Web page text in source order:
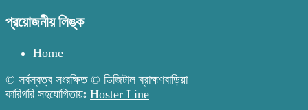
প্রয়োজনীয় লিঙ্ক
Home
© সর্বস্বত্ব সংরক্ষিত © ডিজিটাল ব্রাহ্মণবাড়িয়া
কারিগরি সহযোগিতায়ঃ Hoster Line